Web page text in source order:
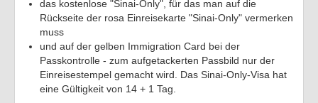
das kostenlose "Sinai-Only", für das man auf die
Rückseite der rosa Einreisekarte "Sinai-Only" vermerken
muss
und auf der gelben Immigration Card bei der
Passkontrolle - zum aufgetackerten Passbild nur der
Einreisestempel gemacht wird. Das Sinai-Only-Visa hat
eine Gültigkeit von 14 + 1 Tag.